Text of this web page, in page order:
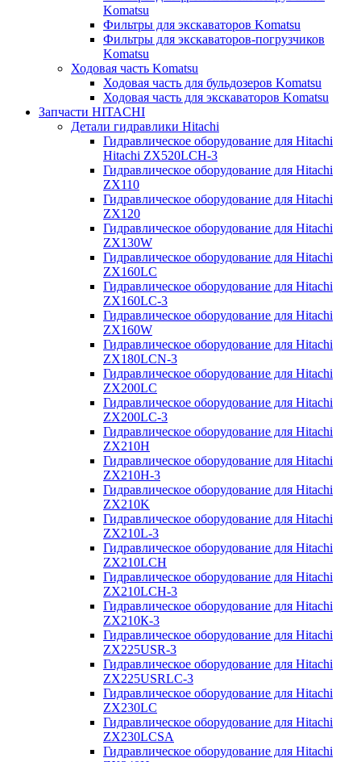
Komatsu
Фильтры для экскаваторов Komatsu
Фильтры для экскаваторов-погрузчиков
Komatsu
Ходовая часть Komatsu
Ходовая часть для бульдозеров Komatsu
Ходовая часть для экскаваторов Komatsu
Запчасти HITACHI
Детали гидравлики Hitachi
Гидравлическое оборудование для Hitachi
Hitachi ZX520LCH-3
Гидравлическое оборудование для Hitachi
ZX110
Гидравлическое оборудование для Hitachi
ZX120
Гидравлическое оборудование для Hitachi
ZX130W
Гидравлическое оборудование для Hitachi
ZX160LC
Гидравлическое оборудование для Hitachi
ZX160LC-3
Гидравлическое оборудование для Hitachi
ZX160W
Гидравлическое оборудование для Hitachi
ZX180LCN-3
Гидравлическое оборудование для Hitachi
ZX200LC
Гидравлическое оборудование для Hitachi
ZX200LC-3
Гидравлическое оборудование для Hitachi
ZX210H
Гидравлическое оборудование для Hitachi
ZX210H-3
Гидравлическое оборудование для Hitachi
ZX210K
Гидравлическое оборудование для Hitachi
ZX210L-3
Гидравлическое оборудование для Hitachi
ZX210LCH
Гидравлическое оборудование для Hitachi
ZX210LCH-3
Гидравлическое оборудование для Hitachi
ZX210К-3
Гидравлическое оборудование для Hitachi
ZX225USR-3
Гидравлическое оборудование для Hitachi
ZX225USRLC-3
Гидравлическое оборудование для Hitachi
ZX230LC
Гидравлическое оборудование для Hitachi
ZX230LCSA
Гидравлическое оборудование для Hitachi